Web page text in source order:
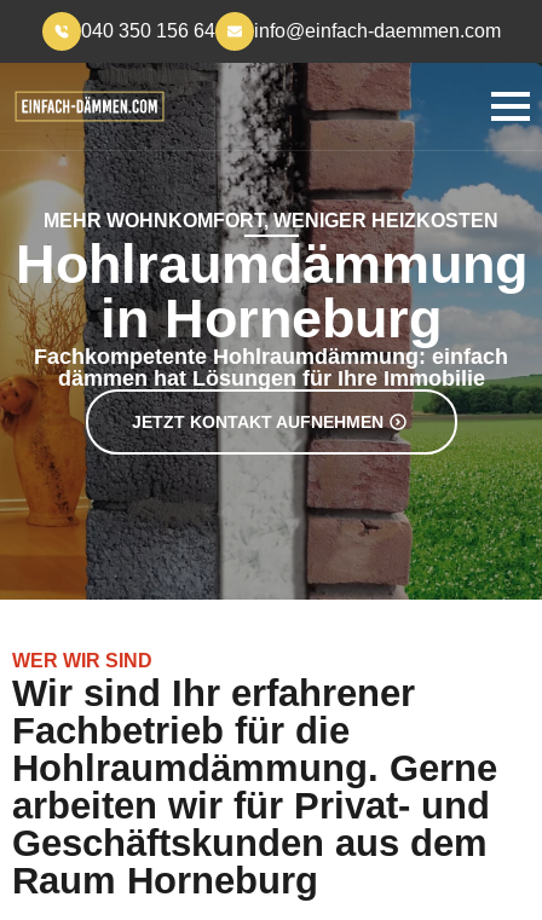
040 350 156 64 info@einfach-daemmen.com
MEHR WOHNKOMFORT, WENIGER HEIZKOSTEN
Hohlraumdämmung
in Horneburg
Fachkompetente Hohlraumdämmung: einfach
dämmen hat Lösungen für Ihre Immobilie
JETZT KONTAKT AUFNEHMEN
WER WIR SIND
Wir sind Ihr erfahrener
Fachbetrieb für die
Hohlraumdämmung. Gerne
arbeiten wir für Privat- und
Geschäftskunden aus dem
Raum Horneburg